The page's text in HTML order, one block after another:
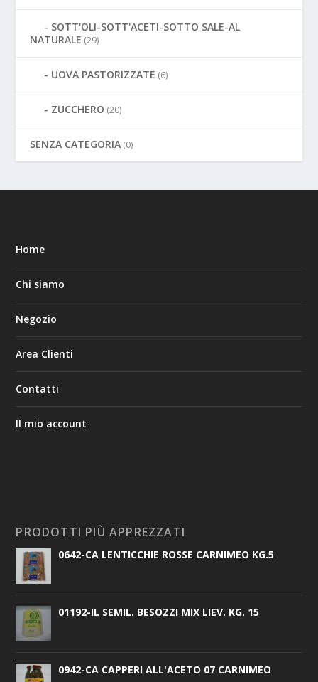
SOTT'OLI-SOTT'ACETI-SOTTO SALE-AL
NATURALE (29)
UOVA PASTORIZZATE (6)
ZUCCHERO (20)
SENZA CATEGORIA (0)
Home
Chi siamo
Negozio
Area Clienti
Contatti
Il mio account
PRODOTTI PIÙ APPREZZATI
0642-CA LENTICCHIE ROSSE CARNIMEO KG.5
01192-IL SEMIL. BESOZZI MIX LIEV. KG. 15
0942-CA CAPPERI ALL'ACETO 07 CARNIMEO